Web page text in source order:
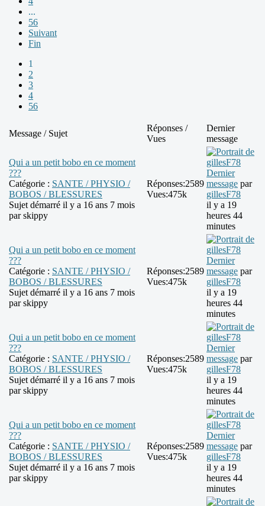
...
56
Suivant
Fin
1
2
3
4
56
Message / Sujet
Réponses /
Vues
Dernier
message
Qui a un petit bobo en ce moment
???
Catégorie : SANTE / PHYSIO /
BOBOS / BLESSURES
Sujet démarré il y a 16 ans 7 mois
parskippy
Réponses:2589
Vues:475k
Dernier
message par
gillesF78
il y a 19
heures 44
minutes
Qui a un petit bobo en ce moment
???
Catégorie : SANTE / PHYSIO /
BOBOS / BLESSURES
Sujet démarré il y a 16 ans 7 mois
parskippy
Réponses:2589
Vues:475k
Dernier
message par
gillesF78
il y a 19
heures 44
minutes
Qui a un petit bobo en ce moment
???
Catégorie : SANTE / PHYSIO /
BOBOS / BLESSURES
Sujet démarré il y a 16 ans 7 mois
parskippy
Réponses:2589
Vues:475k
Dernier
message par
gillesF78
il y a 19
heures 44
minutes
Qui a un petit bobo en ce moment
???
Catégorie : SANTE / PHYSIO /
BOBOS / BLESSURES
Sujet démarré il y a 16 ans 7 mois
parskippy
Réponses:2589
Vues:475k
Dernier
message par
gillesF78
il y a 19
heures 44
minutes